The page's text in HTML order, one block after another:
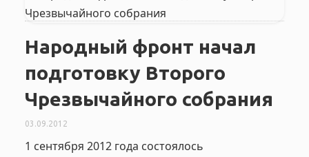
Народный фронт начал
подготовку Второго
Чрезвычайного собрания
03.09.2012
1 сентября 2012 года состоялось